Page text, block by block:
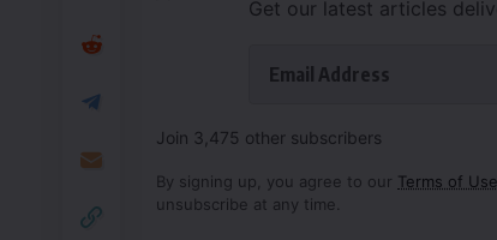
Get our latest articles
Join 3,475 other subscribers
By signing up, you agree to our Terms of Use
unsubscribe at any time.